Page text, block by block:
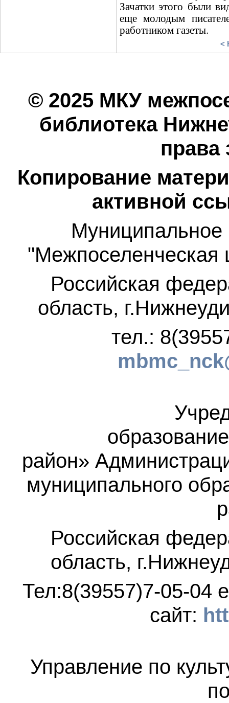
Зачатки этого были
еще молодым
работником газеты.
<
© 2025 МКУ
библиотека
Копирование
активной
Муниципальное
"Межпоселенческая
Российская
область,
тел.:
район»
муниципального
Российская
область,
Тел:8(39557)7-05-04
сайт:
Управление по